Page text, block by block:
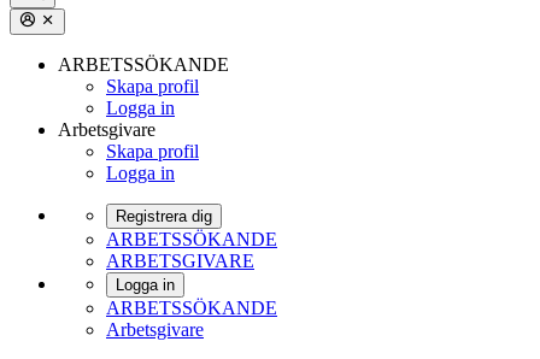
ARBETSSÖKANDE
Skapa profil
Logga in
Arbetsgivare
Skapa profil
Logga in
Registrera dig
ARBETSSÖKANDE
ARBETSGIVARE
Logga in
ARBETSSÖKANDE
Arbetsgivare